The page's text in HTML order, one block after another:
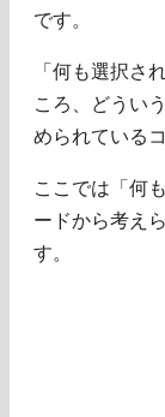
です。
「何も選択さ
ころ、どうい
められている
ここでは「何
ードから考え
す。